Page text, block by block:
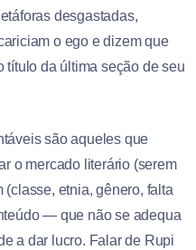
desgastadas,
o ego e dizem que
título da última seção de seu
são aqueles que
o mercado literário (serem
etnia, gênero, falta
— que não se adequa
a dar lucro. Falar de Rupi